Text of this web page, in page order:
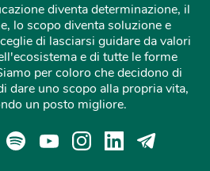
diventa determinazione, il
lo scopo diventa soluzione e
di lasciarsi guidare da valori
e di tutte le forme
per coloro che decidono di
dare uno scopo alla propria vita,
un posto migliore.